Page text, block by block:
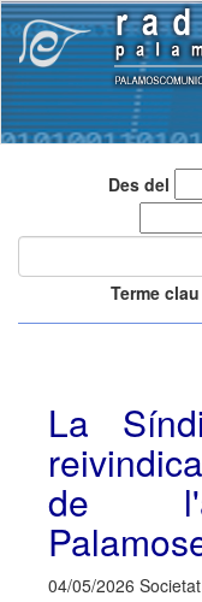
Des del
Terme clau
La
de
04/05/2026